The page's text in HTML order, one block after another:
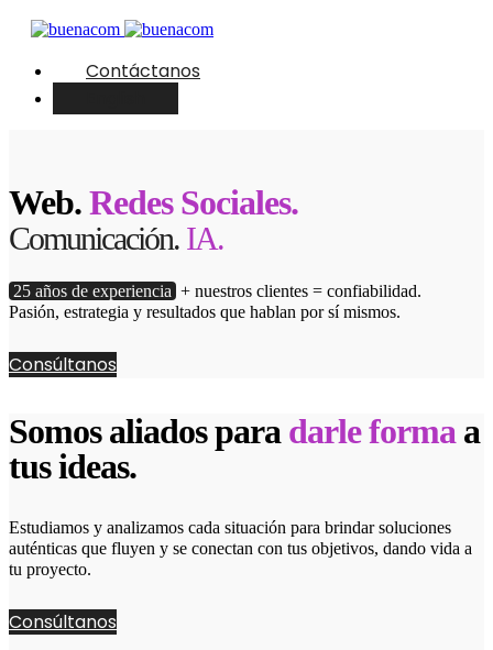
Contáctanos
Web.Redes Sociales.
Comunicación. IA.
25 años de experiencia + nuestros clientes = confiabilidad.
Pasión, estrategia y resultados que hablan por sí mismos.
Consúltanos
Somos aliados para darle forma a
tus ideas.
Estudiamos y analizamos cada situación para brindar soluciones
auténticas que fluyen y se conectan con tus objetivos, dando vida a
tu proyecto.
Consúltanos